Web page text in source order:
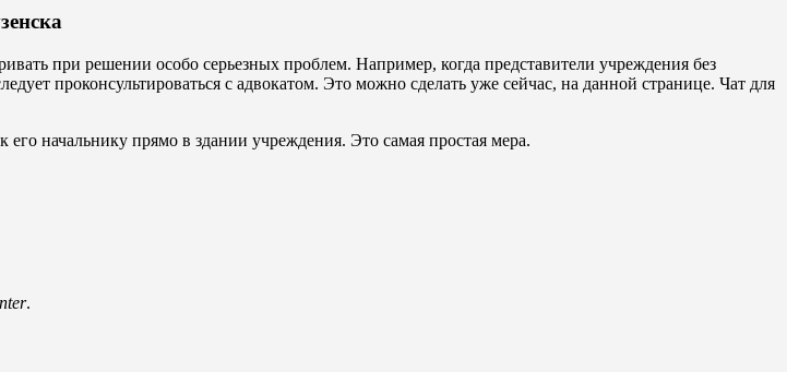
при решении особо серьезных проблем. Например, когда представители учреждения без
проконсультироваться с адвокатом. Это можно сделать уже сейчас, на данной странице. Чат для
начальнику прямо в здании учреждения. Это самая простая мера.
.